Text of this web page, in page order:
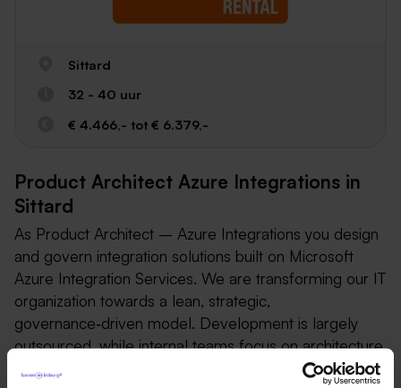
Sittard
32 - 40 uur
€ 4.466,- tot € 6.379,-
Product Architect Azure Integrations in
Sittard
As Product Architect – Azure Integrations you design
and govern integration solutions built on Microsoft
Azure Integration Services. We are transforming our IT
organization towards a lean, strategic,
governance‑driven model. Development is largely
outsourced, while internal teams focus on architecture,
product direction, and business alignment.